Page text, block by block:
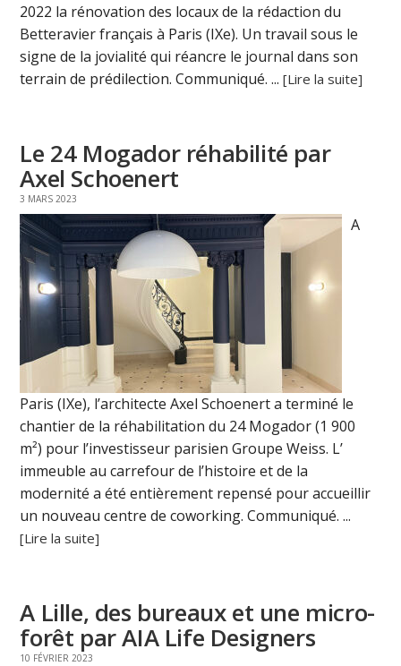
2022 la rénovation des locaux de la rédaction du
Betteravier français à Paris (IXe). Un travail sous le
signe de la jovialité qui réancre le journal dans son
terrain de prédilection. Communiqué. ...[Lire la suite]
Le 24 Mogador réhabilité par
Axel Schoenert
3 MARS 2023
A
Paris (IXe), l’architecte Axel Schoenert a terminé le
chantier de la réhabilitation du 24 Mogador (1 900
m²) pour l’investisseur parisien Groupe Weiss. L’
immeuble au carrefour de l’histoire et de la
modernité a été entièrement repensé pour accueillir
un nouveau centre de coworking. Communiqué. ...
[Lire la suite]
A Lille, des bureaux et une micro-
forêt par AIA Life Designers
10 FÉVRIER 2023